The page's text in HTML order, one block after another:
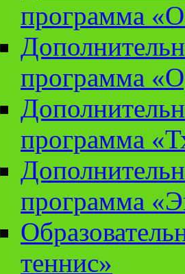
программа
программа
программа
программа
теннис»